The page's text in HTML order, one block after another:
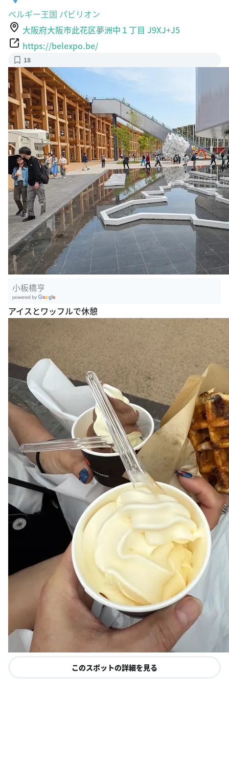
ベルギー王国 パビリオン
大阪府大阪市此花区夢洲中１丁目 J9XJ+J5
https://belexpo.be/
18
小板橋亨
oogle Plac
アイスとワッフルで休憩
このスポットの詳細を見る